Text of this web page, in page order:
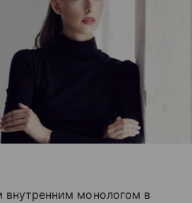
внутренним монологом в